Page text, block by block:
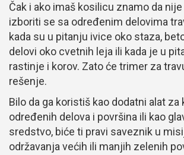
Čak i ako imaš kosilicu znamo da
izboriti se sa određenim delovima
kada su u pitanju ivice oko staza,
delovi oko cvetnih leja ili kada je u
rastinje i korov. Zato će trimer za
rešenje.
Bilo da ga koristiš kao dodatni alat za
određenih delova i površina ili kao
sredstvo, biće ti pravi saveznik u
održavanja većih ili manjih zelenih